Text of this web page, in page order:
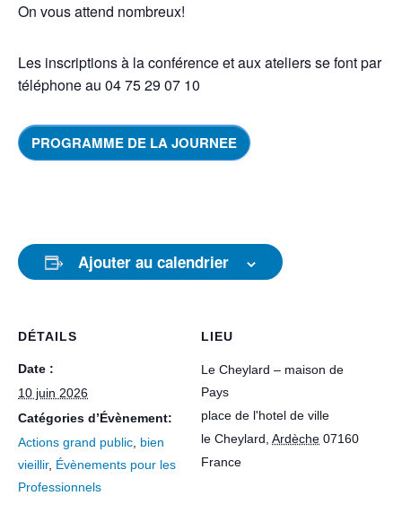
On vous attend nombreux!
Les inscriptions à la conférence et aux ateliers se font par
téléphone au 04 75 29 07 10
PROGRAMME DE LA JOURNEE
Ajouter au calendrier
DÉTAILS
Date :
10 juin 2026
Catégories d’Évènement:
Actions grand public, bien
vieillir, Évènements pour les
Professionnels
LIEU
Le Cheylard – maison de
Pays
place de l'hotel de ville
le Cheylard, Ardèche 07160
France